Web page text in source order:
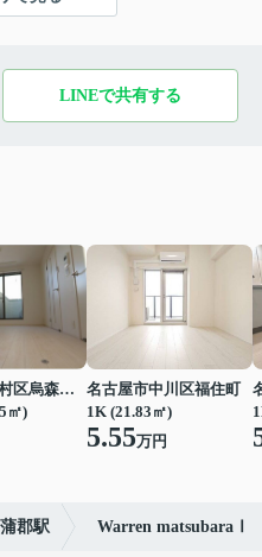
LINEで共有する
名古屋市中村区烏森町４丁目
㎡)
名古屋市中川区福住町
1K (21.83㎡)
5.55万円
蒲郡駅 Warren matsubaraⅠ